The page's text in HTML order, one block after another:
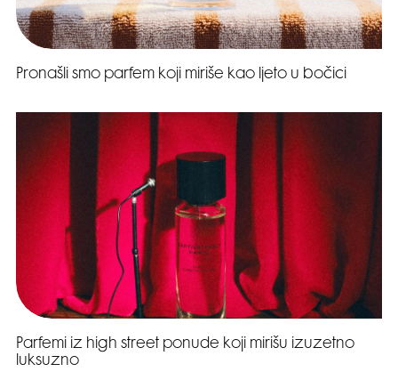
Pronašli smo parfem koji miriše kao ljeto u bočici
Parfemi iz high street ponude koji mirišu izuzetno
luksuzno